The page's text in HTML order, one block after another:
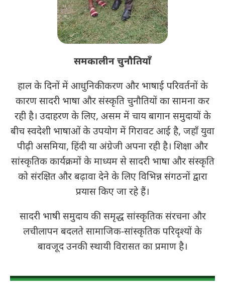
समकालीन चुनौतियाँ
हाल के दिनों में आधुनिकीकरण और भाषाई परिवर्तनों के
कारण सादरी भाषा और संस्कृति चुनौतियों का सामना कर
रही है। उदाहरण के लिए, असम में चाय बागान समुदायों के
बीच स्वदेशी भाषाओं के उपयोग में गिरावट आई है, जहाँ युवा
पीढ़ी असमिया, हिंदी या अंग्रेजी अपना रही है। शिक्षा और
सांस्कृतिक कार्यक्रमों के माध्यम से सादरी भाषा और संस्कृति
को संरक्षित और बढ़ावा देने के लिए विभिन्न संगठनों द्वारा
प्रयास किए जा रहे हैं।
सादरी भाषी समुदाय की समृद्ध सांस्कृतिक संरचना और
लचीलापन बदलते सामाजिक-सांस्कृतिक परिदृश्यों के
बावजूद उनकी स्थायी विरासत का प्रमाण है।